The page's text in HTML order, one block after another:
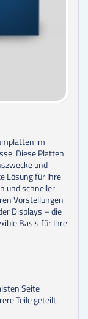
im
Diese Platten
und
Lösung für Ihre
und schneller
Vorstellungen
Displays – die
Basis für Ihre
Seite
Teile geteilt.